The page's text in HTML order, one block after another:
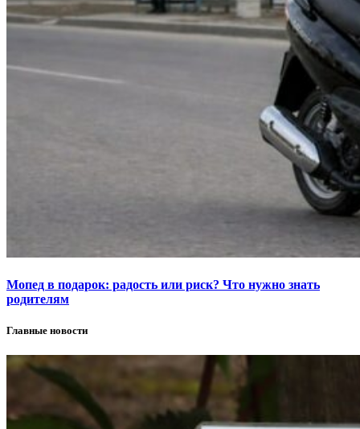
Мопед в подарок: радость или риск? Что нужно знать
родителям
Главные новости